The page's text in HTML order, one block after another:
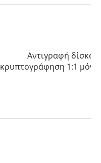
Αντιγραφή δίσκου
κρυπτογράφηση 1:1 μόνο